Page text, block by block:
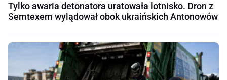
Tylko awaria detonatora uratowała lotnisko. Dron z
Semtexem wylądował obok ukraińskich Antonowów